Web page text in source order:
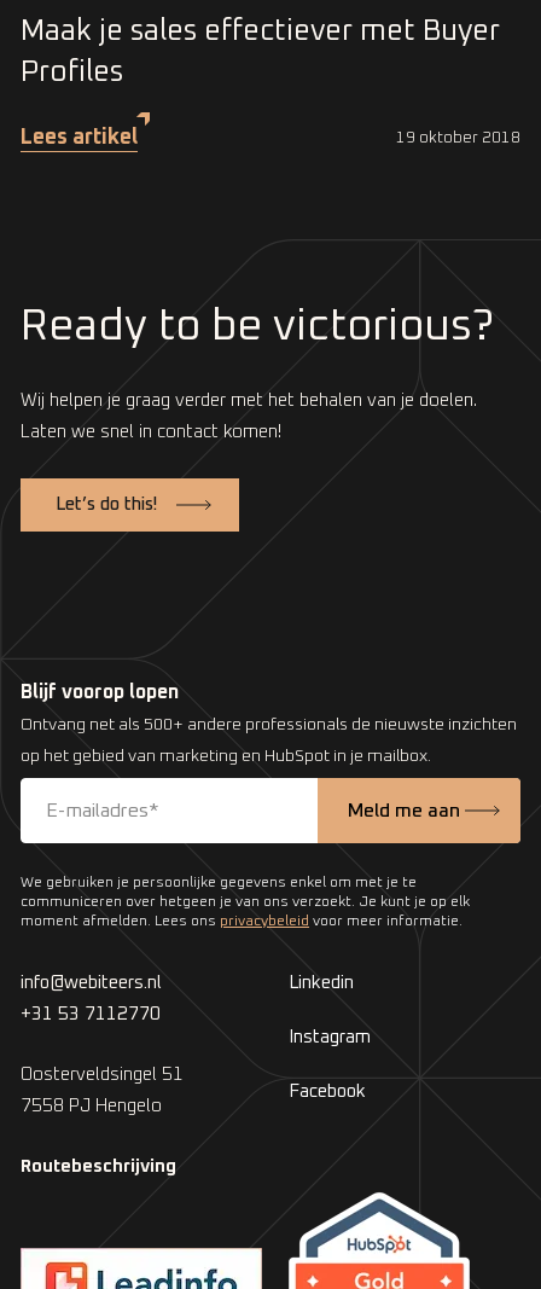
Maak je sales effectiever met Buyer
Profiles
Lees artikel 19 oktober 2018
Ready to be victorious?
Wij helpen je graag verder met het behalen van je doelen.
Laten we snel in contact komen!
Let’s do this!
Blijf voorop lopen
Ontvang net als 500+ andere professionals de nieuwste inzichten
op het gebied van marketing en HubSpot in je mailbox.
We gebruiken je persoonlijke gegevens enkel om met je te
communiceren over hetgeen je van ons verzoekt. Je kunt je op elk
moment afmelden. Lees ons privacybeleid voor meer informatie.
info@webiteers.nl
+31 53 7112770
Oosterveldsingel 51
7558 PJ Hengelo
Routebeschrijving
Linkedin
Instagram
Facebook